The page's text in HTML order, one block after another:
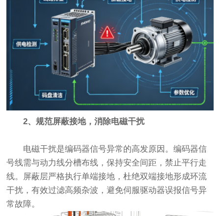
2、规范屏蔽接地，消除电磁干扰
电磁干扰是编码器信号异常的高发原因。编码器信
号线需与动力线分槽布线，保持安全间距，禁止平行走
线。屏蔽层严格执行单端接地，杜绝双端接地形成环流
干扰，有效过滤高频杂波，避免伺服驱动器误报信号异
常故障。